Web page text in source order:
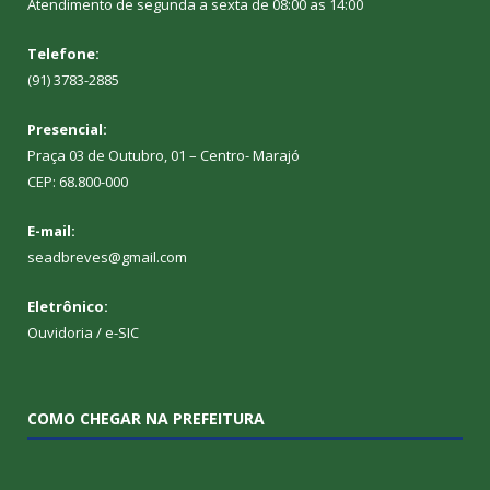
Atendimento de segunda a sexta de 08:00 as 14:00
Telefone:
(91) 3783-2885
Presencial:
Praça 03 de Outubro, 01 – Centro- Marajó
CEP: 68.800-000
E-mail:
seadbreves@gmail.com
Eletrônico:
Ouvidoria /e-SIC
COMO CHEGAR NA PREFEITURA